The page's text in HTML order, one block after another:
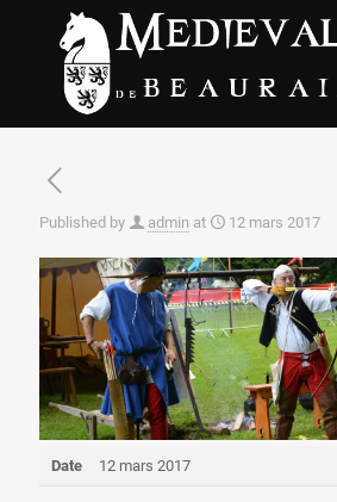
Published by admin at 12 mars 2017
Date 12 mars 2017